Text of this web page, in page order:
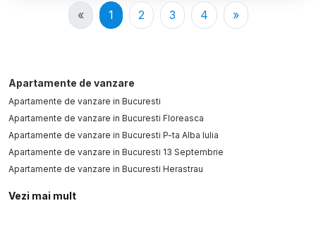
« 1 2 3 4 »
Apartamente de vanzare
Apartamente de vanzare in Bucuresti
Apartamente de vanzare in Bucuresti Floreasca
Apartamente de vanzare in Bucuresti P-ta Alba Iulia
Apartamente de vanzare in Bucuresti 13 Septembrie
Apartamente de vanzare in Bucuresti Herastrau
Apartamente de vanzare in Bucuresti Unirii
Vezi mai mult